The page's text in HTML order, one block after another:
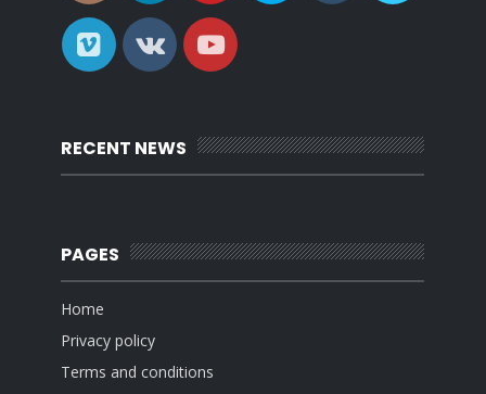
RECENT NEWS
PAGES
Home
Privacy policy
Terms and conditions